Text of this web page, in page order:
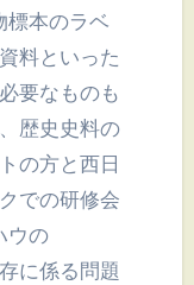
標本のラベ
料といった
要なものも
歴史史料の
の方と西日
での研修会
ウの
に係る問題